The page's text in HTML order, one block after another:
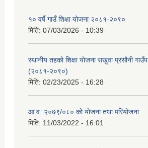
१० वर्षे गाउँ शिक्षा योजना २०८१-२०९०
मिति: 07/03/2026 - 10:39
स्थानीय तहको शिक्षा योजना सखुवा प्रसौनी
(२०८१-२०९०)
मिति: 02/23/2025 - 16:28
आ.व. २०७९/०८० को योजना तथा परियोजना
मिति: 11/03/2022 - 16:01